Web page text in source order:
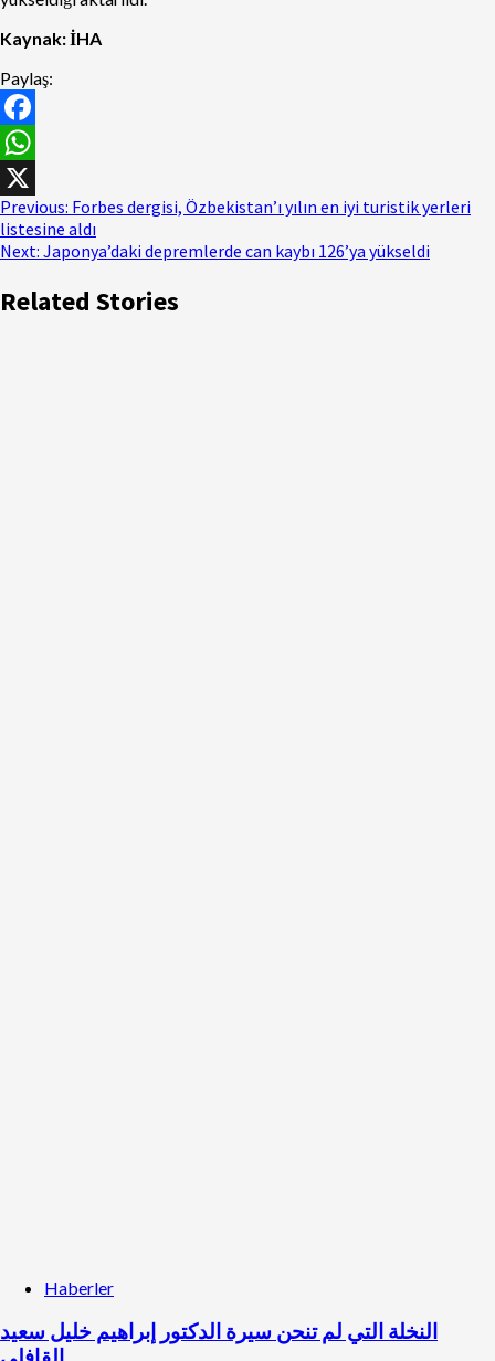
Kaynak: İHA
Paylaş:
Facebook
WhatsApp
X
Previous: Forbes dergisi, Özbekistan’ı yılın en iyi turistik yerleri
listesine aldı
Next: Japonya’daki depremlerde can kaybı 126’ya yükseldi
Related Stories
Haberler
النخلة التي لم تنحن سيرة الدكتور إبراهيم خليل سعيد